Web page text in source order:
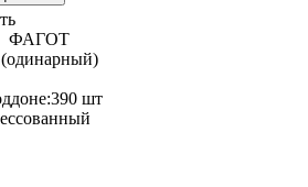
ФАГОТ
390 шт